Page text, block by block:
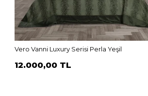
Vero Vanni Luxury Serisi Perla Yeşil
12.000,00 TL